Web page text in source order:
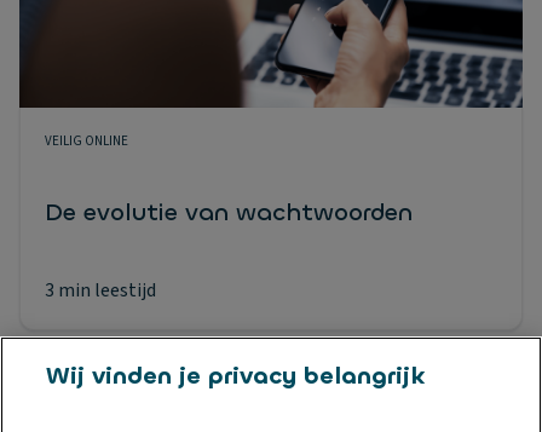
VEILIG ONLINE
De evolutie van wachtwoorden
3 min leestijd
Wij vinden je privacy belangrijk